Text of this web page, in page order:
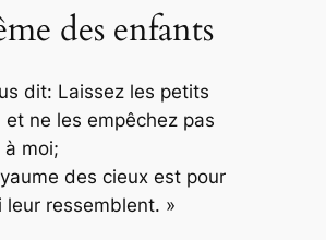
des enfants
dit: Laissez les petits
ne les empêchez pas
moi;
des cieux est pour
leur ressemblent. »